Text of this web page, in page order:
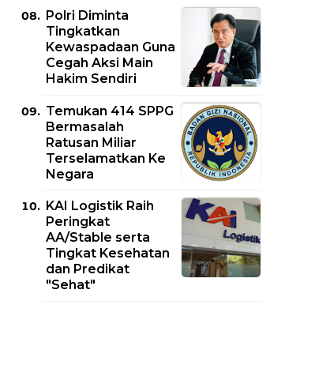
Polri Diminta
Tingkatkan
Kewaspadaan Guna
Cegah Aksi Main
Hakim Sendiri
Temukan 414 SPPG
Bermasalah
Ratusan Miliar
Terselamatkan Ke
Negara
KAI Logistik Raih
Peringkat
AA/Stable serta
Tingkat Kesehatan
dan Predikat
"Sehat"